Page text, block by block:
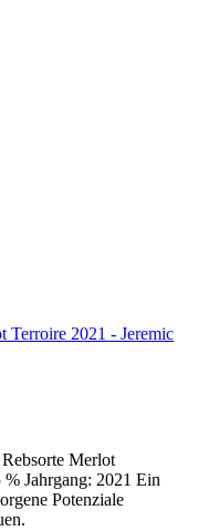
Merlot
Jahrgang: 2021 Ein
Potenziale